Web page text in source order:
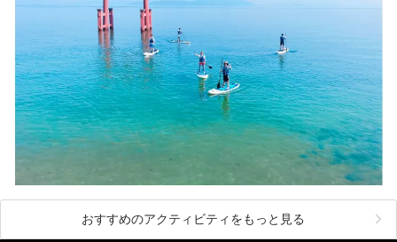
おすすめのアクティビティをもっと見る